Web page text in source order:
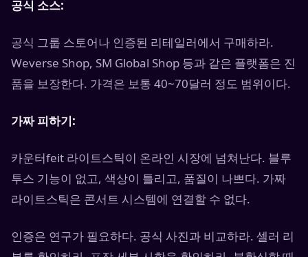
공식 소스:
공식 그룹 스토어나 인증된 리테일러에서 구매하라.
Weverse Shop, SM Global Shop 등과 같은 플랫폼은 진
품을 보장한다. 가격은 보통 40~70달러 정도 범위이다.
가짜 피하기:
카운터feit 라이트스틱이 온라인 시장에 넘쳐난다. 블루
투스 기능이 없고, 색상이 틀리고, 품질이 나쁘다. 가짜
라이트스틱은 콘서트 시스템에 연결할 수 없다.
인증은 연구가 필요하다. 공식 사진과 비교하라. 셀러 리